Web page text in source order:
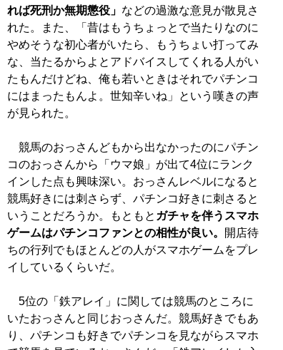
れば死刑か無期懲役」 などの過激な意見が散見さ
れた。また、「昔はもうちょっとで当たりなのに
やめそうな初心者がいたら、もうちょい打ってみ
な、当たるからよとアドバイスしてくれる人がい
たもんだけどね、俺も若いときはそれでパチンコ
にはまったもんよ。世知辛いね」という嘆きの声
が見られた。
競馬のおっさんどもから出なかったのにパチン
コのおっさんから「ウマ娘」が出て4位にランク
インした点も興味深い。おっさんレベルになると
競馬好きには刺さらず、パチンコ好きに刺さると
いうことだろうか。もともと ガチャを伴うスマホ
ゲームはパチンコファンとの相性が良い。
開店待
ちの行列でもほとんどの人がスマホゲームをプレ
イしているくらいだ。
5位の「鉄アレイ」に関しては競馬のところに
いたおっさんと同じおっさんだ。競馬好きでもあ
り、パチンコも好きでパチンコを見ながらスマホ